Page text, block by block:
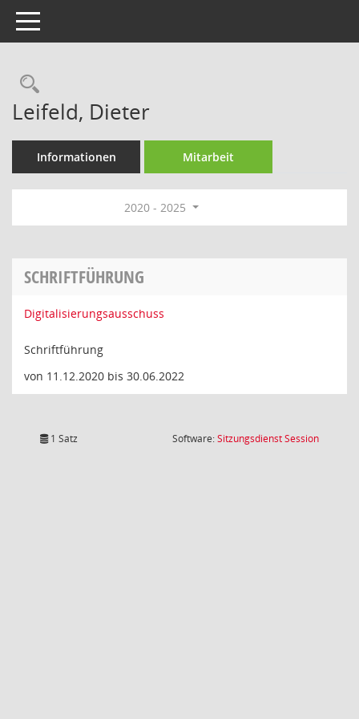
Toggle navigation
Rechercheauswahl
Leifeld, Dieter
Informationen Mitarbeit
2020 - 2025
SCHRIFTFÜHRUNG
Digitalisierungsausschuss
Schriftführung
von 11.12.2020 bis 30.06.2022
1 Satz Software:SitzungsdienstSession(Wird in